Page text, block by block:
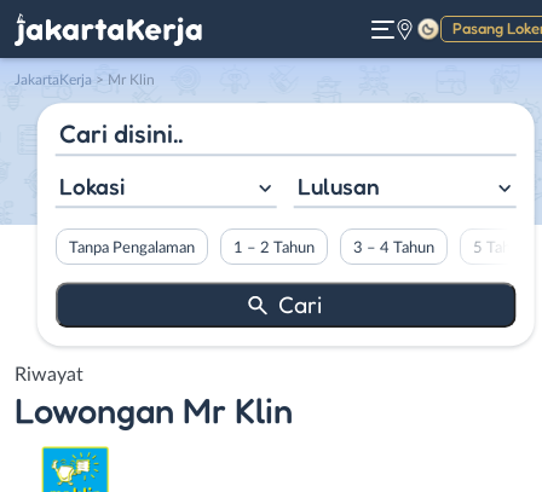
Pasang
Gelap
JakartaKerja > Mr Klin
Lokasi Lulusan
Tanpa Pengalaman 1 – 2 Tahun 3 – 4 Tahun 5 Tahun
Riwayat
Lowongan Mr Klin